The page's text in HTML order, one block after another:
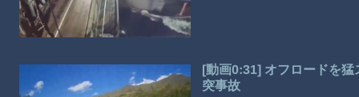
[動画0:31] オフロードを
突事故